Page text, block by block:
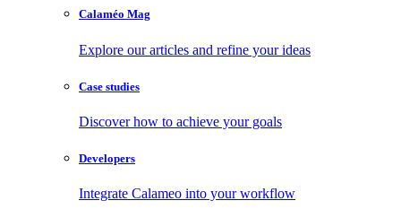
Calaméo Mag
Explore our articles and refine your ideas
Case studies
Discover how to achieve your goals
Developers
Integrate Calameo into your workflow